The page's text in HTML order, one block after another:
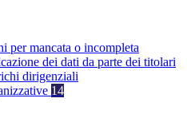
per mancata o incompleta
dei dati da parte dei titolari
dirigenziali
14